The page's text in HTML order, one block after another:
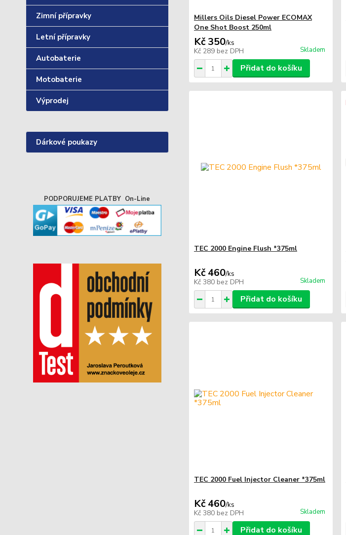
Zimní přípravky
Letní přípravky
Autobaterie
Motobaterie
Výprodej
Dárkové poukazy
PODPORUJEME PLATBY On-Line
Millers Oils Diesel Power ECOMAX
One Shot Boost 250ml
Kč 350/ks
Kč 289 bez DPH Skladem
Přidat do košíku
TEC 2000 Engine Flush *375ml
Kč 460/ks
Kč 380 bez DPH Skladem
Přidat do košíku
TEC 2000 Fuel Injector Cleaner *375ml
Kč 460/ks
Kč 380 bez DPH Skladem
Přidat do košíku